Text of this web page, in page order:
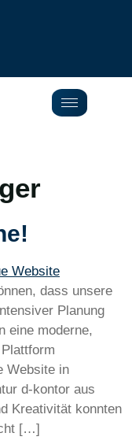
dass unsere
Planung
eine moderne,
Website in
d-kontor aus
Kreativität konnten
[…]